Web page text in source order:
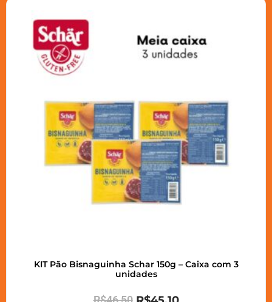
KIT Pão Bisnaguinha Schar 150g – Caixa com 3
unidades